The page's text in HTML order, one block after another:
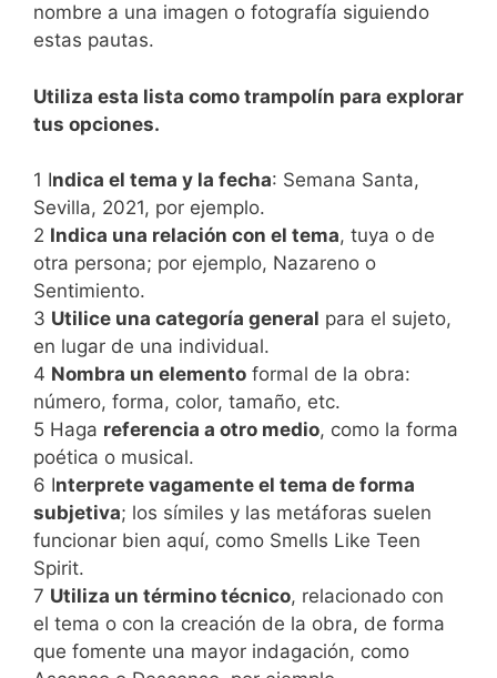
nombre a una imagen o fotografía siguiendo
estas pautas.
Utiliza esta lista como trampolín para explorar
tus opciones.
1 Indica el tema y la fecha: Semana Santa,
Sevilla, 2021, por ejemplo.
2 Indica una relación con el tema, tuya o de
otra persona; por ejemplo, Nazareno o
Sentimiento.
3 Utilice una categoría general para el sujeto,
en lugar de una individual.
4 Nombra un elemento formal de la obra:
número, forma, color, tamaño, etc.
5 Haga referencia a otro medio, como la forma
poética o musical.
6 Interprete vagamente el tema de forma
subjetiva; los símiles y las metáforas suelen
funcionar bien aquí, como Smells Like Teen
Spirit.
7 Utiliza un término técnico, relacionado con
el tema o con la creación de la obra, de forma
que fomente una mayor indagación, como